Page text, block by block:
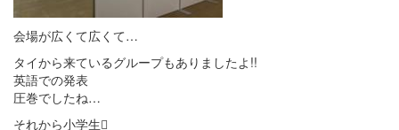
会場が広くて広くて…
タイから来ているグループもありましたよ!!
英語での発表
圧巻でしたね…
それから小学生